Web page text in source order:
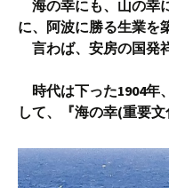
海の幸にも、山の幸
に、阿波に勝る生業を
言わば、安房の国発
時代は下った1904年
して、『海の幸(重要文